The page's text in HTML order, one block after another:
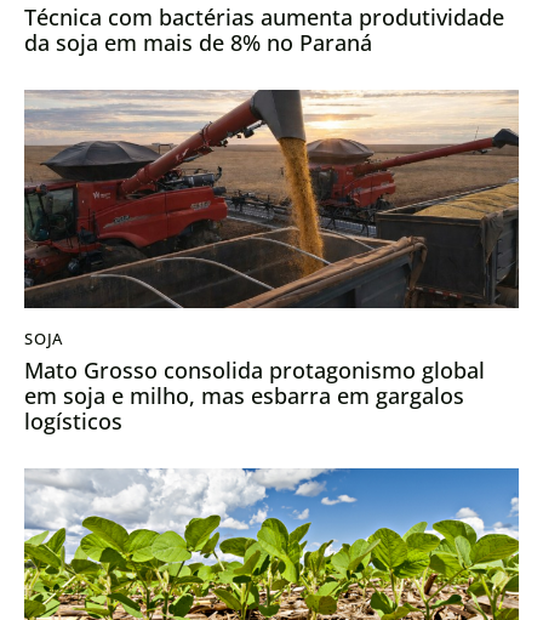
Técnica com bactérias aumenta produtividade
da soja em mais de 8% no Paraná
SOJA
Mato Grosso consolida protagonismo global
em soja e milho, mas esbarra em gargalos
logísticos